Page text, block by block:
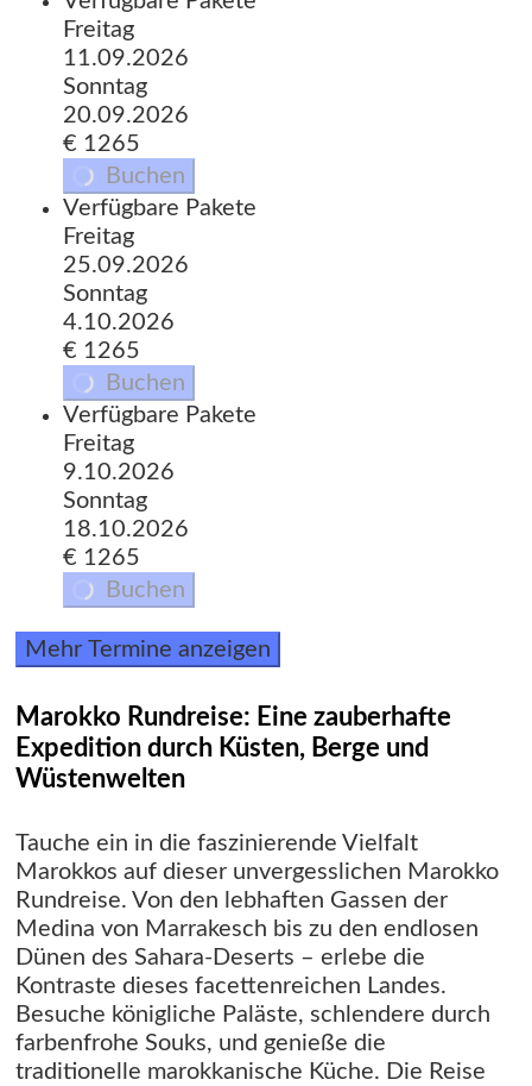
Freitag
11.09.2026
Sonntag
20.09.2026
€ 1265
Buchen
Verfügbare Pakete
Freitag
25.09.2026
Sonntag
4.10.2026
€ 1265
Buchen
Verfügbare Pakete
Freitag
9.10.2026
Sonntag
18.10.2026
€ 1265
Buchen
Mehr Termine anzeigen
Marokko Rundreise: Eine zauberhafte
Expedition durch Küsten, Berge und
Wüstenwelten
Tauche ein in die faszinierende Vielfalt
Marokkos auf dieser unvergesslichen Marokko
Rundreise. Von den lebhaften Gassen der
Medina von Marrakesch bis zu den endlosen
Dünen des Sahara-Deserts – erlebe die
Kontraste dieses facettenreichen Landes.
Besuche königliche Paläste, schlendere durch
farbenfrohe Souks, und genieße die
traditionelle marokkanische Küche. Die Reise